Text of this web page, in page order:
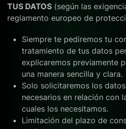
TUS DATOS (según las
reglamento europeo de
Siempre te pediremos tu
tratamiento de tus datos
explicaremos previamente
una manera sencilla y clara.
Solo solicitaremos los
necesarios en relación con
cuales los necesitamos.
Limitación del plazo de